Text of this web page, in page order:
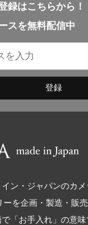
録はこちらから！
スを無料配信中
ン・ジャパンのカ
を企画・製造・販
「お手入れ」の意味